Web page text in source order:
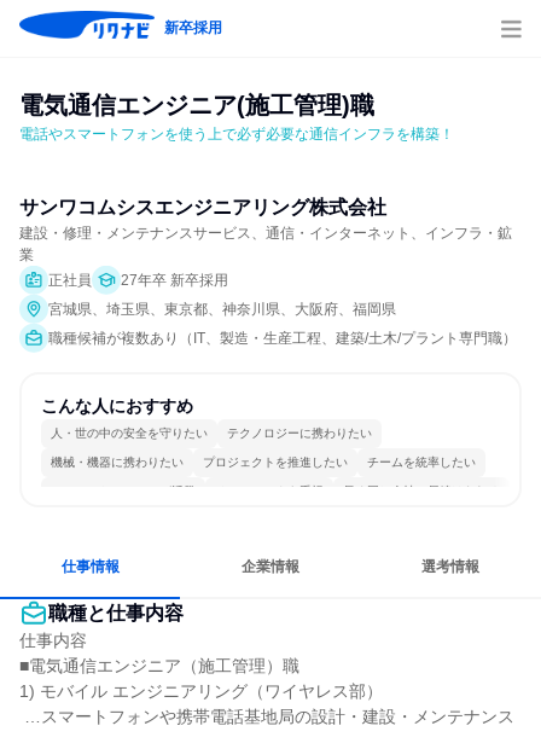
新卒採用
電気通信エンジニア(施工管理)職
電話やスマートフォンを使う上で必ず必要な通信インフラを構築！
サンワコムシスエンジニアリング株式会社
建設・修理・メンテナンスサービス、通信・インターネット、インフラ・鉱
業
正社員
27年卒 新卒採用
宮城県、埼玉県、東京都、神奈川県、大阪府、福岡県
職種候補が複数あり（IT、製造・生産工程、建築/土木/プラント専門職）
こんな人におすすめ
人・世の中の安全を守りたい テクノロジーに携わりたい
機械・機器に携わりたい プロジェクトを推進したい チームを統率したい
コミュニケーションが活発 チームワークを重視 長く同じ会社に居続けられる
仕事情報 企業情報 選考情報
職種と仕事内容
仕事内容
■電気通信エンジニア（施工管理）職
1) モバイル エンジニアリング（ワイヤレス部）